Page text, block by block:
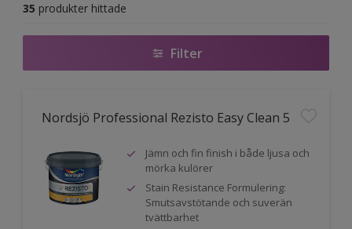
35 produkter hittade
Filter
Nordsjö Professional Rezisto Easy Clean 5
Jämn och fin finish i både ljusa och
mörka kulörer
Stain Resistance Formulering:
Smutsavstötande och suverän
tvättbarhet